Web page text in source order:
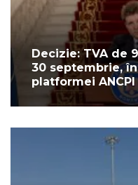
Decizie: TVA de
30 septembrie,
platformei